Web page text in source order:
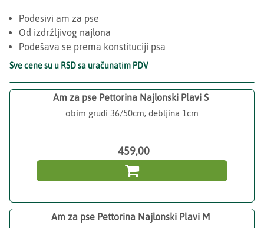
Podesivi am za pse
Od izdržljivog najlona
Podešava se prema konstituciji psa
Sve cene su u RSD sa uračunatim PDV
Am za pse Pettorina Najlonski Plavi S
obim grudi 36/50cm; debljina 1cm
459,00

Am za pse Pettorina Najlonski Plavi M